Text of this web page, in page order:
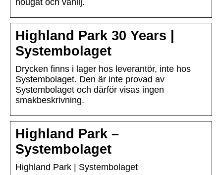
nougat och vanilj.
Highland Park 30 Years |
Systembolaget
Drycken finns i lager hos leverantör, inte hos
Systembolaget. Den är inte provad av
Systembolaget och därför visas ingen
smakbeskrivning.
Highland Park –
Systembolaget
Highland Park | Systembolaget